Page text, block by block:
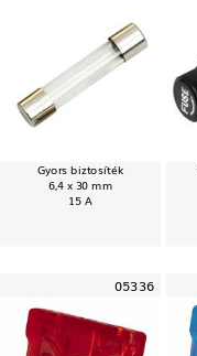
Gyors biztosíték
6,4 x 30 mm
15 A
05336